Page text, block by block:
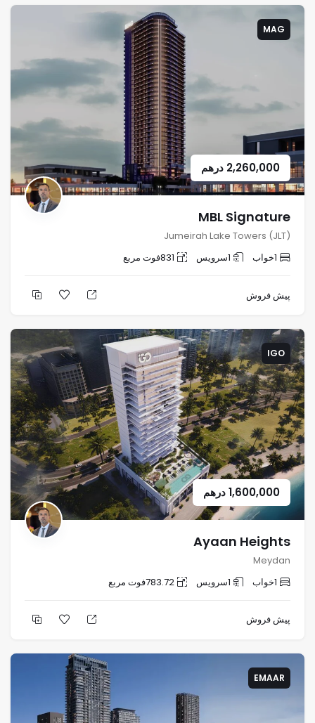
MAG
2,260,000 درهم
MBL Signature
Jumeirah Lake Towers (JLT)
1خواب 1سرویس 831فوت مربع
پیش فروش
IGO
1,600,000درهم
Ayaan Heights
Meydan
1خواب 1سرویس 783.72فوت مربع
پیش فروش
EMAAR